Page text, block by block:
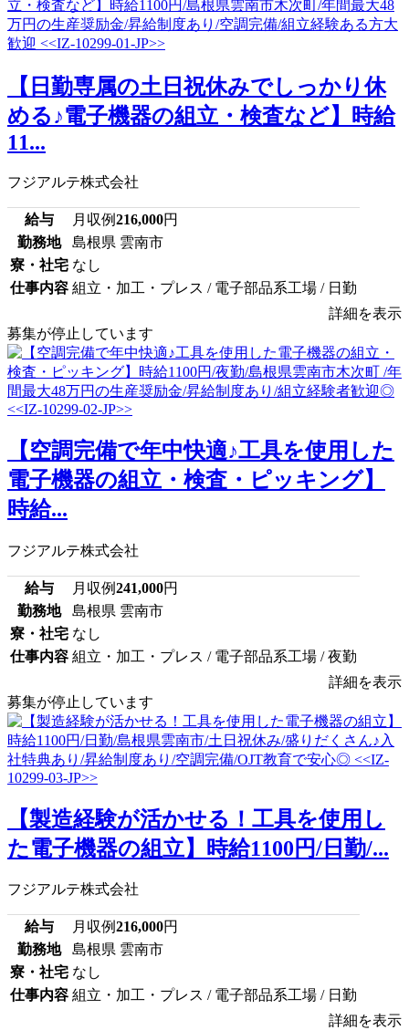
【日勤専属の土日祝休みでしっかり休
める♪電子機器の組立・検査など】時給
11...
フジアルテ株式会社
給与 月収例216,000円
勤務地
島根県 雲南市
寮・社宅 なし
仕事内容 組立・加工・プレス / 電子部品系工場 / 日勤
詳細を表示
募集が停止しています
【空調完備で年中快適♪工具を使用した
電子機器の組立・検査・ピッキング】
時給...
フジアルテ株式会社
給与 月収例241,000円
勤務地
島根県 雲南市
寮・社宅 なし
仕事内容 組立・加工・プレス / 電子部品系工場 / 夜勤
詳細を表示
募集が停止しています
【製造経験が活かせる！工具を使用し
た電子機器の組立】時給1100円/日勤/...
フジアルテ株式会社
給与 月収例216,000円
勤務地
島根県 雲南市
寮・社宅 なし
仕事内容 組立・加工・プレス / 電子部品系工場 / 日勤
詳細を表示